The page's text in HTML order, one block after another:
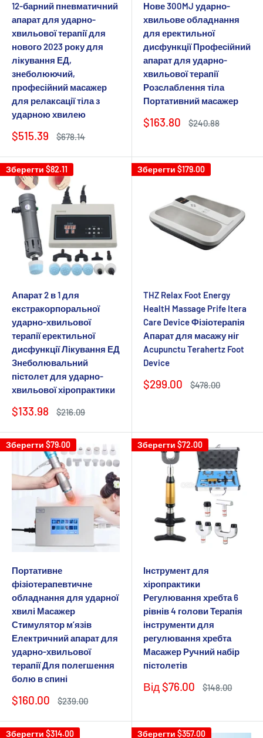
12-барний пневматичний
апарат для ударно-
хвильової терапії для
нового 2023 року для
лікування ЕД,
знеболюючий,
професійний масажер
для релаксації тіла з
ударною хвилею
Ціна
$515.39
Звичайна
$678.14
Нове 300MJ ударно-
хвильове обладнання
для еректильної
дисфункції Професійний
апарат для ударно-
хвильової терапії
Розслаблення тіла
Портативний масажер
Ціна
$163.80
Звичайна
$240.88
Зберегти $82.11
Апарат 2 в 1 для
екстракорпоральної
ударно-хвильової
терапії еректильної
дисфункції Лікування ЕД
Знеболювальний
пістолет для ударно-
хвильової хіропрактики
Ціна
$133.98
Звичайна
$216.09
Зберегти $179.00
THZ Relax Foot Energy
HealtH Massage Prife Itera
Care Device Фізіотерапія
Апарат для масажу ніг
Acupunctu Terahertz Foot
Device
Ціна
$299.00
Звичайна
$478.00
Зберегти $79.00
Портативне
фізіотерапевтичне
обладнання для ударної
хвилі Масажер
Стимулятор м’язів
Електричний апарат для
ударно-хвильової
терапії Для полегшення
болю в спині
Ціна
$160.00
Звичайна
$239.00
Зберегти $72.00
Інструмент для
хіропрактики
Регулювання хребта 6
рівнів 4 голови Терапія
інструменти для
регулювання хребта
Масажер Ручний набір
пістолетів
Ціна
продажу
Від $76.00
Звичайна
$148.00
Зберегти $314.00 Зберегти $357.00